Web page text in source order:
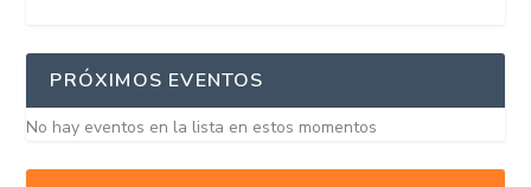
PRÓXIMOS EVENTOS
No hay eventos en la lista en estos momentos